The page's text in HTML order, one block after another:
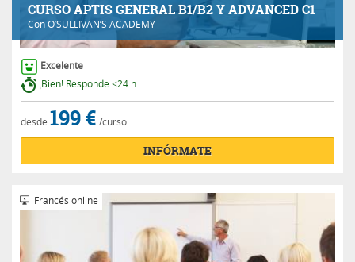
CURSO APTIS GENERAL B1/B2 Y ADVANCED C1
ConO’SULLIVAN’S ACADEMY
Excelente
¡Bien! Responde <24 h.
desde 199 € /curso
INFÓRMATE
Francés online